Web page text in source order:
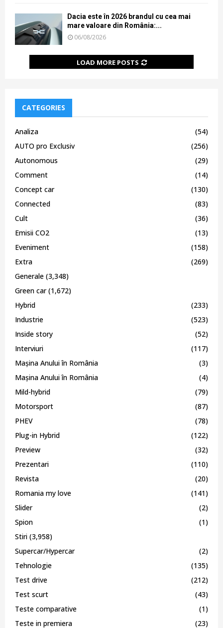
Dacia este în 2026 brandul cu cea mai
mare valoare din România:...
06/08/2026
LOAD MORE POSTS
CATEGORIES
Analiza
(54)
AUTO pro Exclusiv
(256)
Autonomous
(29)
Comment
(14)
Concept car
(130)
Connected
(83)
Cult
(36)
Emisii CO2
(13)
Eveniment
(158)
Extra
(269)
Generale (3,348)
Green car(1,672)
Hybrid
(233)
Industrie
(523)
Inside story
(52)
Interviuri
(117)
Mașina Anului în România
(3)
Mașina Anului în România
(4)
Mild-hybrid
(79)
Motorsport
(87)
PHEV
(78)
Plug-in Hybrid
(122)
Preview
(32)
Prezentari
(110)
Revista
(20)
Romania my love
(141)
Slider
(2)
Spion
(1)
Stiri (3,958)
Supercar/Hypercar
(2)
Tehnologie
(135)
Test drive
(212)
Test scurt
(43)
Teste comparative
(1)
Teste in premiera
(23)